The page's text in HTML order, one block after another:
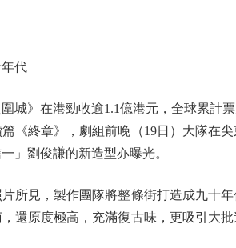
代
》在港勁收逾1.1億港元，全球累計票
《終章》，劇組前晚（19日）大隊在
」劉俊謙的新造型亦曝光。
見，製作團隊將整條街打造成九十年
還原度極高，充滿復古味，更吸引大